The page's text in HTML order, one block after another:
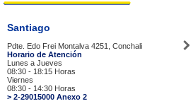
Santiago
Pdte. Edo Frei Montalva 4251, Conchali
Horario de Atención
Lunes a Jueves
08:30 - 18:15 Horas
Viernes
08:30 - 14:30 Horas
> 2-29015000 Anexo 2